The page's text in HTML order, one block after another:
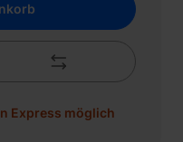
Express möglich